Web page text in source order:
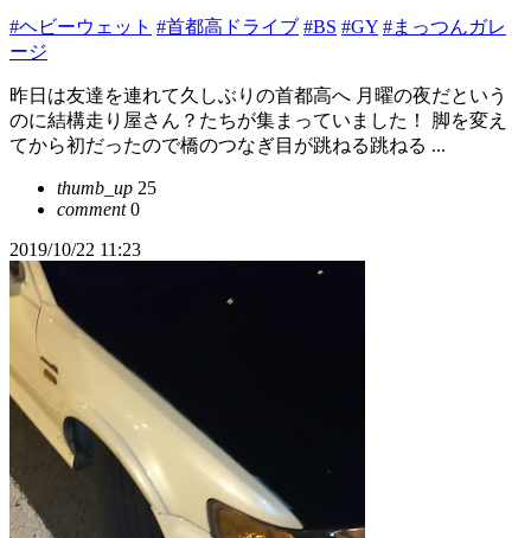
#ヘビーウェット #首都高ドライブ #BS #GY #まっつんガレ
ージ
昨日は友達を連れて久しぶりの首都高へ 月曜の夜だという
のに結構走り屋さん？たちが集まっていました！ 脚を変え
てから初だったので橋のつなぎ目が跳ねる跳ねる ...
thumb_up 25
comment0
2019/10/22 11:23